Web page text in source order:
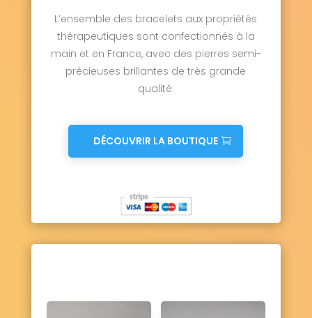
L’ensemble des bracelets aux propriétés
thérapeutiques sont confectionnés à la
main et en France, avec des pierres semi-
précieuses brillantes de très grande
qualité.
DÉCOUVRIR LA BOUTIQUE